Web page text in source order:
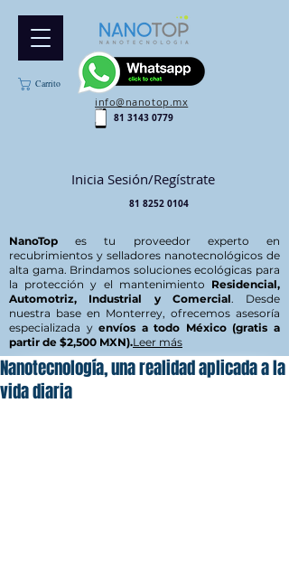
Carrito
info@nanotop.mx
81 3143 0779
Inicia Sesión/Regístrate
81 8252 0104
NanoTop es tu proveedor experto en
recubrimientos y selladores nanotecnológicos de
alta gama. Brindamos soluciones ecológicas para
la protección y el mantenimiento Residencial,
Automotriz, Industrial y Comercial. Desde
nuestra base en Monterrey, ofrecemos asesoría
especializada yenvíos a todo México (gratis a
partir de $2,500 MXN).Leer más
Nanotecnología, una realidad aplicada a la
vida diaria